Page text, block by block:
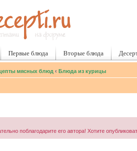
Первые блюда Вторые блюда
мясных блюд ‹ Блюда из курицы
поблагодарите его автора! Хотите